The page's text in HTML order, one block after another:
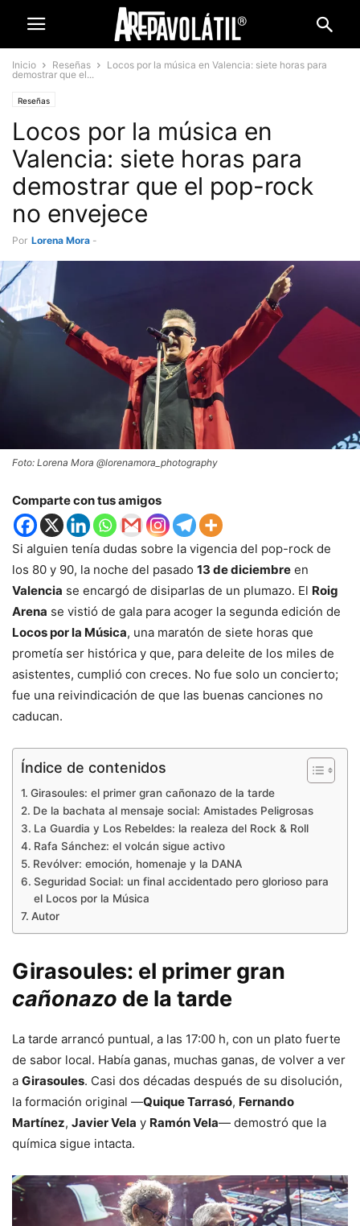
Inicio Reseñas
Locos por la música en Valencia: siete horas para
demostrar que el...
Reseñas
Locos por la música en
Valencia: siete horas para
demostrar que el pop-rock
no envejece
Por Lorena Mora -
Foto: Lorena Mora @lorenamora_photography
Comparte con tus amigos
Si alguien tenía dudas sobre la vigencia del pop-rock de
los 80 y 90, la noche del pasado 13 de diciembre en
Valencia se encargó de disiparlas de un plumazo. El Roig
Arena se vistió de gala para acoger la segunda edición de
Locos por la Música, una maratón de siete horas que
prometía ser histórica y que, para deleite de los miles de
asistentes, cumplió con creces. No fue solo un concierto;
fue una reivindicación de que las buenas canciones no
caducan.
Índice de contenidos
Girasoules: el primer gran cañonazo de la tarde
De la bachata al mensaje social: Amistades Peligrosas
La Guardia y Los Rebeldes: la realeza del Rock & Roll
Rafa Sánchez: el volcán sigue activo
Revólver: emoción, homenaje y la DANA
Seguridad Social: un final accidentado pero glorioso para
el Locos por la Música
Autor
Girasoules: el primer gran
cañonazo de la tarde
La tarde arrancó puntual, a las 17:00 h, con un plato fuerte
de sabor local. Había ganas, muchas ganas, de volver a ver
a Girasoules. Casi dos décadas después de su disolución,
la formación original —Quique Tarrasó, Fernando
Martínez, Javier Vela y Ramón Vela— demostró que la
química sigue intacta.